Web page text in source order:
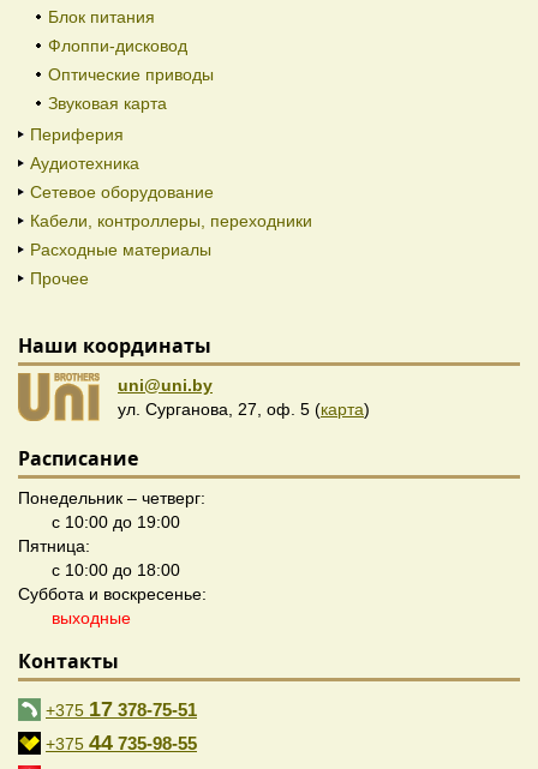
Блок питания
Флоппи-дисковод
Оптические приводы
Звуковая карта
Периферия
Аудиотехника
Сетевое оборудование
Кабели, контроллеры, переходники
Расходные материалы
Прочее
Наши координаты
uni@uni.by
ул. Сурганова, 27, оф. 5 (карта)
Расписание
Понедельник – четверг:
с 10:00 до 19:00
Пятница:
с 10:00 до 18:00
Суббота и воскресенье:
выходные
Контакты
+375 17 378-75-51
+375 44 735-98-55